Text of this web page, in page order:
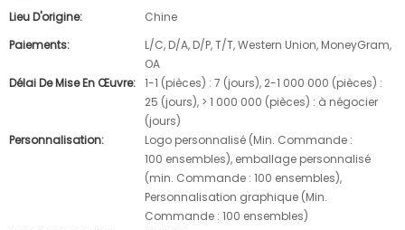
Lieu D'origine:
Chine
Paiements:
L/C, D/A, D/P, T/T, Western Union, MoneyGram,
OA
Délai De Mise En Œuvre: 1-1 (pièces) : 7 (jours), 2-1 000 000 (pièces) :
25 (jours), > 1 000 000 (pièces) : à négocier
(jours)
Personnalisation:
Logo personnalisé (Min. Commande :
100 ensembles), emballage personnalisé
(min. Commande : 100 ensembles),
Personnalisation graphique (Min.
Commande : 100 ensembles)